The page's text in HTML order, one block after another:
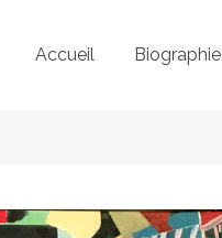
Accueil Biographie